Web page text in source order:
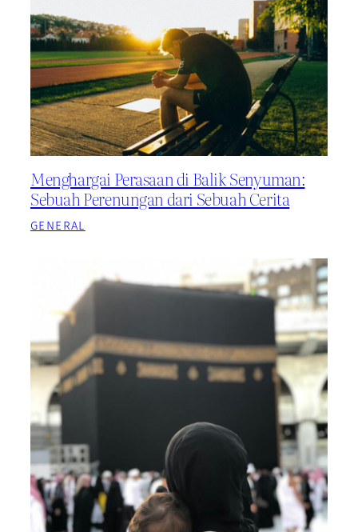
Menghargai Perasaan di Balik Senyuman:
Sebuah Perenungan dari Sebuah Cerita
GENERAL